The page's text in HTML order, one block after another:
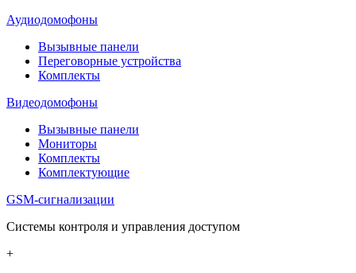
Аудиодомофоны
Вызывные панели
Переговорные устройства
Комплекты
Видеодомофоны
Вызывные панели
Мониторы
Комплекты
Комплектующие
GSM-сигнализации
Системы контроля и управления доступом
+